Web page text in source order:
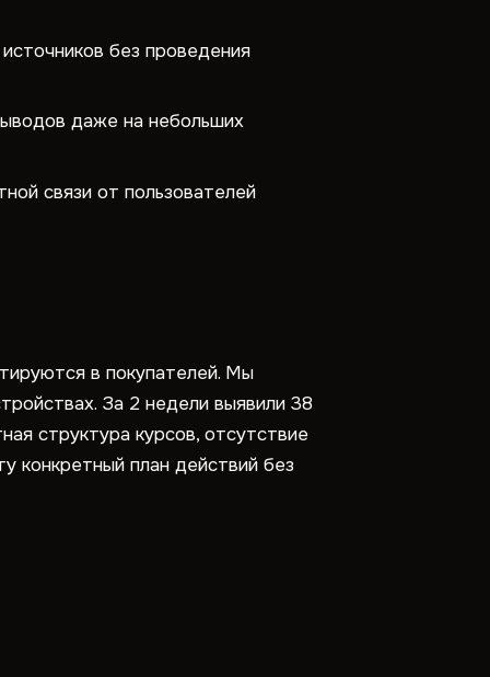
без проведения
даже на небольших
связи от пользователей
в покупателей. Мы
За 2 недели выявили 38
структура курсов, отсутствие
конкретный план действий без